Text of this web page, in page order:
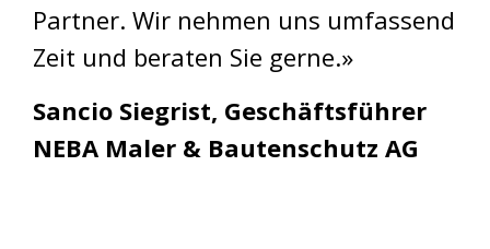
Partner. Wir nehmen uns umfassend
Zeit und beraten Sie gerne.»
Sancio Siegrist, Geschäftsführer
NEBA Maler & Bautenschutz AG